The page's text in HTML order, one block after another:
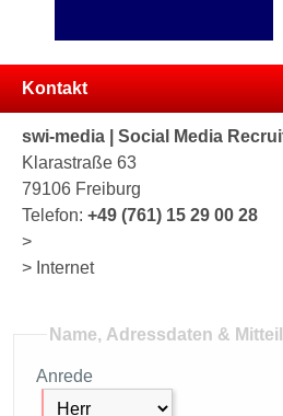
Kontakt
swi-media | Social Media
Klarastraße 63
79106 Freiburg
Telefon: +49 (761) 15 29 00 28
>
> Internet
Name, Adressdaten &
Anrede